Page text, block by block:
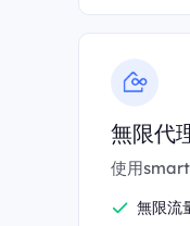
無限代
使用
無限流